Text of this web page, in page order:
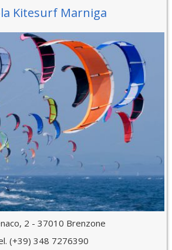
Kitesurf Marniga
2 - 37010 Brenzone
(+39) 348 7276390